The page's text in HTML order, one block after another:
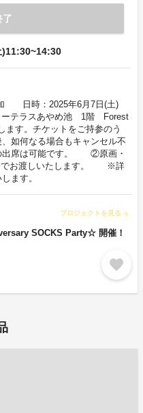
了
)11:30~14:30
日時：2025年6月7日(土)
ーテラスあやめ池 1階 Forest
す。チケットをご持参のう
如何なる場合もキャンセル不
出席は可能です。 ②原画・
でお渡しいたします。 ※詳
ます。
プロジェクトを見る arrow_forward
SOCKS Party☆ 開催！
favorite